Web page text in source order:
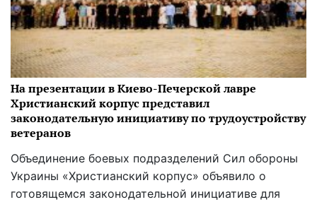
На презентации в Киево-Печерской лавре
Христианский корпус представил
законодательную инициативу по трудоустройству
ветеранов
Объединение боевых подразделений Сил обороны
Украины «Христианский корпус» объявило о
готовящемся законодательной инициативе для